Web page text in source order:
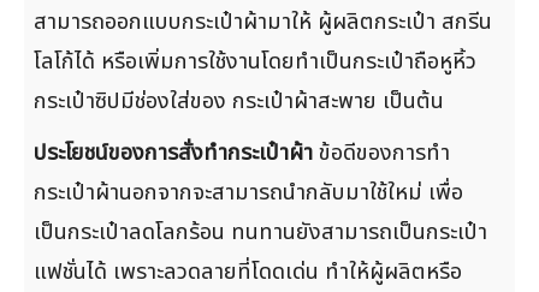
สามารถออกแบบกระเป๋าผ้ามาให้ ผู้ผลิตกระเป๋า สกรีน
โลโก้ได้ หรือเพิ่มการใช้งานโดยทำเป็นกระเป๋าถือหูหิ้ว
กระเป๋าซิปมีช่องใส่ของ กระเป๋าผ้าสะพาย เป็นต้น
ประโยชน์ของการสั่งทำกระเป๋าผ้าข้อดีของการทำ
กระเป๋าผ้านอกจากจะสามารถนำกลับมาใช้ใหม่ เพื่อ
เป็นกระเป๋าลดโลกร้อน ทนทานยังสามารถเป็นกระเป๋า
แฟชั่นได้ เพราะลวดลายที่โดดเด่น ทำให้ผู้ผลิตหรือ